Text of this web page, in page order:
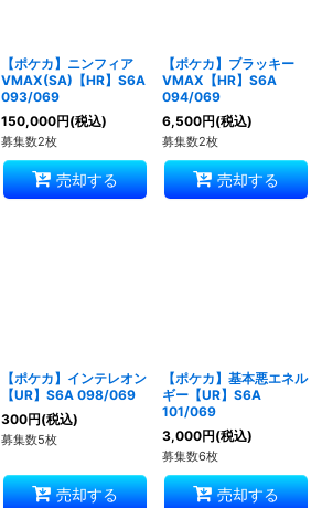
【ポケカ】ニンフィア
VMAX(SA)【HR】S6A
093/069
150,000円(税込)
募集数2枚
売却する
【ポケカ】ブラッキー
VMAX【HR】S6A
094/069
6,500円(税込)
募集数2枚
売却する
【ポケカ】インテレオン
【UR】S6A 098/069
300円(税込)
募集数5枚
売却する
【ポケカ】基本悪エネル
ギー【UR】S6A
101/069
3,000円(税込)
募集数6枚
売却する